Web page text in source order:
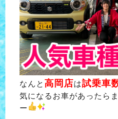
なんと 高岡店は試乗車
気になるお車があったら
ー